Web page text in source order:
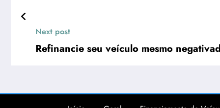
Next post
Refinancie seu veículo mesmo